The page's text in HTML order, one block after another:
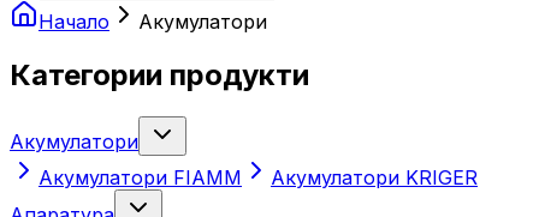
Начало Акумулатори
Категории продукти
Акумулатори
Акумулатори FIAMM
Акумулатори KRIGER